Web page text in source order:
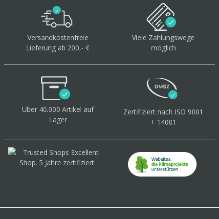
Versandkostenfreie
Lieferung ab 200,- €
Viele Zahlungswege
möglich
Über 40.000 Artikel auf
Lager
Zertifiziert nach ISO 9001
+ 14001